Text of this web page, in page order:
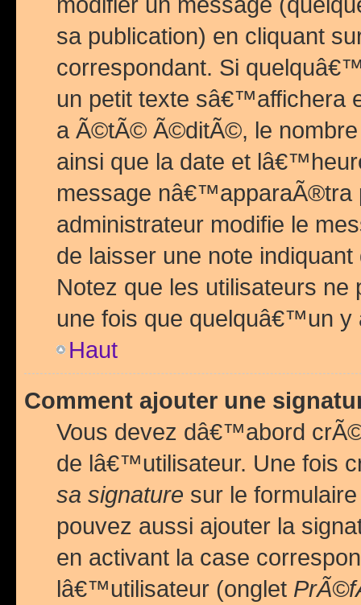
sa publication) en cliquant
correspondant. Si
un petit texte sâ€™affichera
a Ã©tÃ© Ã©ditÃ©, le
ainsi que la date et
message nâ€™apparaÃ®tra
administrateur modifie le
de laisser une note
Notez que les utilisateurs
une fois que quelquâ€™un y
Haut
Comment ajouter une
Vous devez dâ€™abord
de lâ€™utilisateur. Une fois
sa signature sur le
pouvez aussi ajouter la
en activant la case
lâ€™utilisateur (onglet